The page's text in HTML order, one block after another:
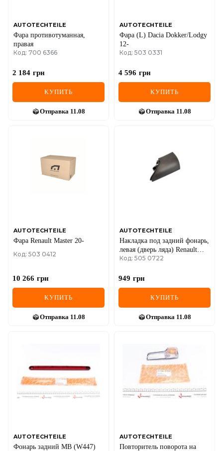
AUTOTECHTEILE
Фара противотуманная,
правая
Код: 700 6366
2 184 грн
КУПИТЬ
Отправка 11.08
AUTOTECHTEILE
Фара (L) Dacia Dokker/Lodgy
12-
Код: 503 0331
4 596 грн
КУПИТЬ
Отправка 11.08
AUTOTECHTEILE
Фара Renault Master 20-
Код: 503 0412
10 266 грн
КУПИТЬ
Отправка 11.08
AUTOTECHTEILE
Накладка под задний фонарь,
левая (дверь ляда) Renault
Kangoo II
Код: 505 0722
949 грн
КУПИТЬ
Отправка 11.08
AUTOTECHTEILE
Фонарь задний MB (W447)
AUTOTECHTEILE
Повторитель поворота на